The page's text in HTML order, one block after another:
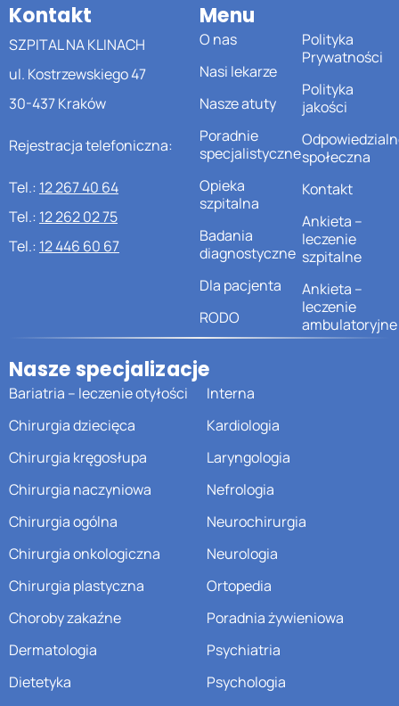
Kontakt
SZPITAL NA KLINACH
ul. Kostrzewskiego 47
30-437 Kraków
Rejestracja telefoniczna:
Tel.: 12 267 40 64
Tel.: 12 262 02 75
Tel.: 12 446 60 67
Menu
O nas
Nasi lekarze
Nasze atuty
Poradnie
specjalistyczne
Opieka
szpitalna
Badania
diagnostyczne
Dla pacjenta
RODO
Polityka
Prywatności
Polityka
jakości
społeczna
Kontakt
Ankieta –
leczenie
szpitalne
Ankieta –
leczenie
ambulatoryjne
Nasze specjalizacje
Bariatria – leczenie otyłości
Chirurgia dziecięca
Chirurgia kręgosłupa
Chirurgia naczyniowa
Chirurgia ogólna
Chirurgia onkologiczna
Chirurgia plastyczna
Choroby zakaźne
Dermatologia
Dietetyka
Interna
Kardiologia
Laryngologia
Nefrologia
Neurochirurgia
Neurologia
Ortopedia
Poradnia żywieniowa
Psychiatria
Psychologia